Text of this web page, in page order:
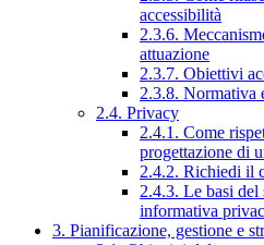
accessibilità
2.3.6.
attuazione
2.3.7. Obiettivi
2.3.8. Normativa
2.4. Privacy
2.4.1. Come
progettazione di
2.4.2. Richiedi il
2.4.3. Le basi del
informativa
3. Pianificazione, gestione e